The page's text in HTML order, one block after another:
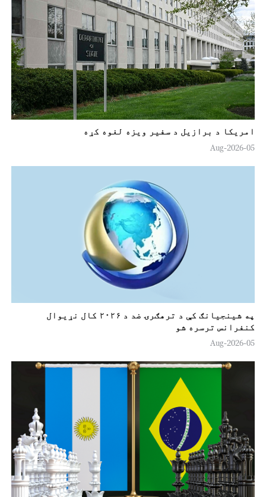
امریکا د برازیل د سفیر ویزه لغوه کړه
05-Aug-2026
په شينجيانګ کې د ترهګرۍ ضد د ۲۰۲۶ کال نړیوال
کنفرانس ترسره شو
05-Aug-2026